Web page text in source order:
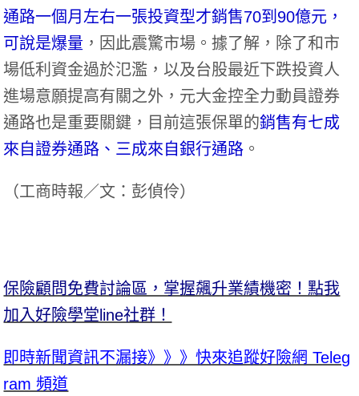
通路一個月左右一張投資型才銷售70到90億元，
可說是爆量 ，因此震驚市場。據了解，除了和市
場低利資金過於氾濫，以及台股最近下跌投資人
進場意願提高有關之外，元大金控全力動員證券
通路也是重要關鍵，目前這張保單的銷售有七成
來自證券通路、三成來自銀行通路 。
（工商時報／文：彭偵伶）
保險顧問免費討論區，掌握飆升業績機密！點我
加入好險學堂line社群！
即時新聞資訊不漏接》》》快來追蹤好險網 Teleg
ram 頻道